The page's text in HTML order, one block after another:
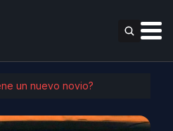
un nuevo novio?